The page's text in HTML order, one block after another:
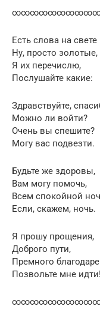
Есть слова на свете
Ну, просто золотые,
Я их перечислю,
Послушайте какие:
Здравствуйте,
Можно ли войти?
Очень вы спешите?
Могу вас подвезти.
Будьте же здоровы,
Вам могу помочь,
Всем спокойной
Если, скажем, ночь.
Я прошу прощения,
Доброго пути,
Премного
Позвольте мне идти!